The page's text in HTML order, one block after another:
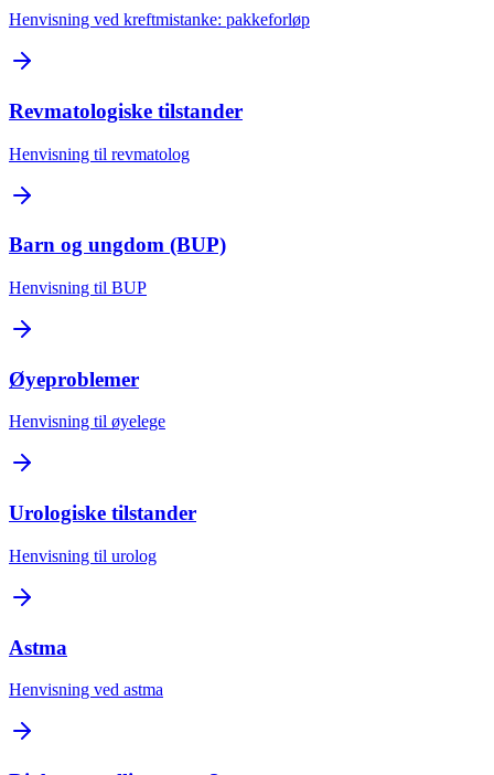
Henvisning ved kreftmistanke: pakkeforløp
Revmatologiske tilstander
Henvisning til revmatolog
Barn og ungdom (BUP)
Henvisning til BUP
Øyeproblemer
Henvisning til øyelege
Urologiske tilstander
Henvisning til urolog
Astma
Henvisning ved astma